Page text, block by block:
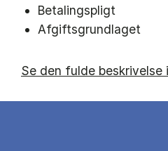
Betalingspligt
Afgiftsgrundlaget
Se den fulde beskrivelse